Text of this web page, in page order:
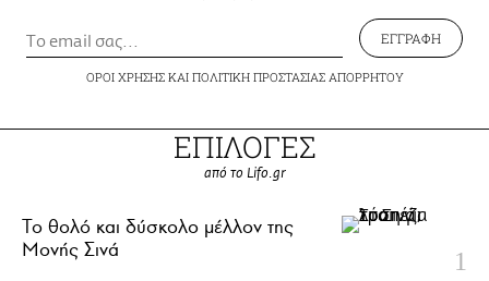
ΕΓΓΡΑΦΗ
ΟΡΟΙ ΧΡΗΣΗΣΚΑΙ ΠΟΛΙΤΙΚΗ ΠΡΟΣΤΑΣΙΑΣ ΑΠΟΡΡΗΤΟΥ
ΕΠΙΛΟΓΕΣ
από το Lifo.gr
Το θολό και δύσκολο μέλλον της
Μονής Σινά